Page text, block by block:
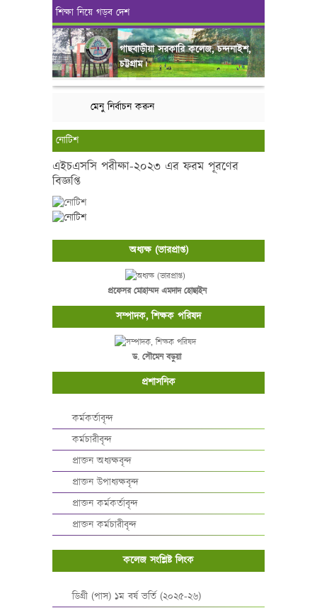
শিক্ষা নিয়ে গড়ব দেশ
গাছবাড়ীয়া সরকারি কলেজ, চন্দনাইশ,
চট্টগ্রাম।
মেনু নির্বাচন করুন
নোটিশ
এইচএসসি পরীক্ষা-২০২৩ এর ফরম পূরণের
বিজ্ঞপ্তি
অধ্যক্ষ (ভারপ্রাপ্ত)
প্রফেসর মোহাম্মদ এমদাদ হোছাইন
সম্পাদক, শিক্ষক পরিষদ
ড. সৌমেন বড়ুয়া
প্রশাসনিক
কর্মকর্তাবৃন্দ
কর্মচারীবৃন্দ
প্রাক্তন অধ্যক্ষবৃন্দ
প্রাক্তন উপাধ্যক্ষবৃন্দ
প্রাক্তন কর্মকর্তাবৃন্দ
প্রাক্তন কর্মচারীবৃন্দ
কলেজ সংশ্লিষ্ট লিংক
ডিগ্রী (পাস) ১ম বর্ষ ভর্তি (২০২৫-২৬)